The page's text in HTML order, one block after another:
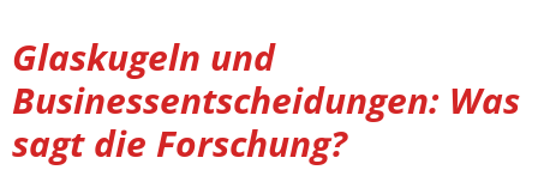
Glaskugeln und
Businessentscheidungen: Was
sagt die Forschung?